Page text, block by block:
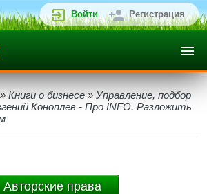
Войти Регистрация
» Книги о бизнесе » Управление, подбор
Коноплев - Про INFO. Разложить
Авторские права